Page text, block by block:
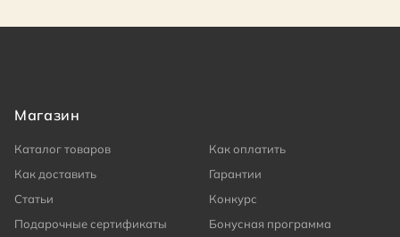
Магазин
Каталог товаров
Как оплатить
Как доставить
Гарантии
Статьи
Конкурс
Подарочные сертификаты
Бонусная программа